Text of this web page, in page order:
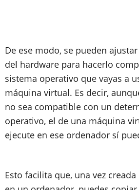
De ese modo, se pueden
del hardware para hacerlo
sistema operativo que vayas a
máquina virtual. Es decir,
no sea compatible con un
operativo, el de una máquina
ejecute en ese ordenador sí
Esto facilita que, una vez